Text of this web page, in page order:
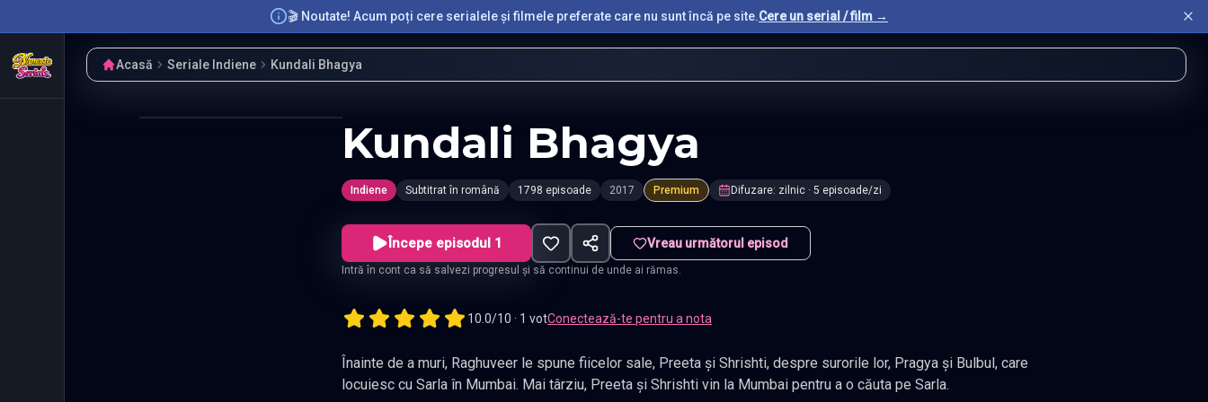
🎬 Noutate! Acum poți cere serialele și filmele preferate care nu sunt încă pe site.Cere un serial / film →
Acasă Seriale Indiene Kundali Bhagya
Kundali Bhagya
Indiene Subtitrat în română 1798 episoade 2017 Premium Difuzare: zilnic · 5 episoade/zi
Începe episodul 1 Vreau următorul episod
Intră în cont ca să salvezi progresul și să continui de unde ai rămas.
10.0/10 · 1 votConectează-te pentru a nota
Înainte de a muri, Raghuveer le spune fiicelor sale, Preeta și Shrishti, despre surorile lor, Pragya și Bulbul, care
locuiesc cu Sarla în Mumbai. Mai târziu, Preeta și Shrishti vin la Mumbai pentru a o căuta pe Sarla.